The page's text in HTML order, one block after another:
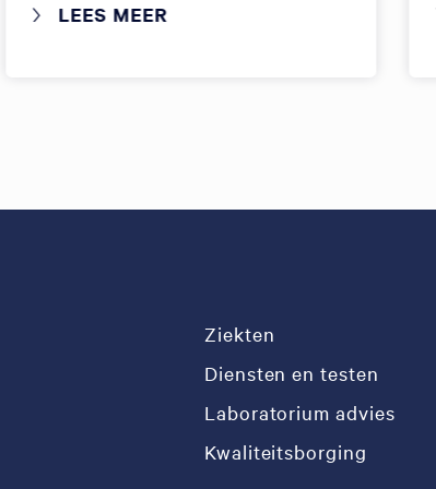
LEES MEER
Ziekten
Diensten en testen
Laboratorium advies
Kwaliteitsborging